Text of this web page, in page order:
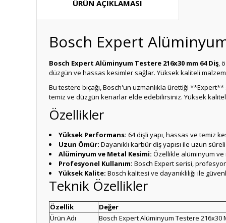
ÜRÜN AÇIKLAMASI
Bosch Expert
Bosch Expert Alüminyum Testere 216x30 mm 64 Diş,
düzgün ve hassas kesimler sağlar. Yüksek kaliteli
Bu testere bıçağı, Bosch'un uzmanlıkla ürettiği
temiz ve düzgün kenarlar elde edebilirsiniz. Yüksek
Özellikler
Yüksek Performans: 64 dişli yapı, hassas ve temiz
Uzun Ömür: Dayanıklı karbür diş yapısı ile uzun
Alüminyum ve Metal Kesimi: Özellikle alüminyum
Profesyonel Kullanım: Bosch Expert serisi,
Yüksek Kalite: Bosch kalitesi ve dayanıklılığı ile
Teknik Özellikler
Özellik
Değer
Ürün Adı
Bosch Expert Alüminyum Testere 216x30